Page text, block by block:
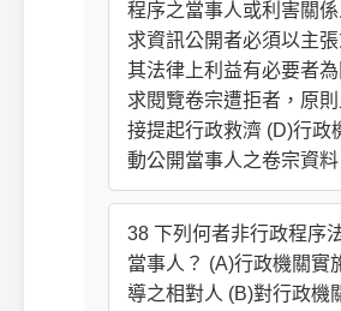
程序之當事人或利害關
求資訊公開者必須以主
其法律上利益有必要者
求閱覽卷宗遭拒者，原
接提起行政救濟 (D)行政
動公開當事人之卷宗資料
38 下列何者非行政程序
當事人？ (A)行政機關實
導之相對人 (B)對行政機